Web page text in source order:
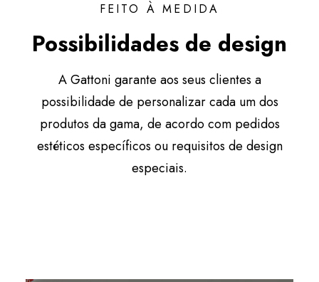
FEITO À MEDIDA
Possibilidades de design
A Gattoni garante aos seus clientes a
possibilidade de personalizar cada um dos
produtos da gama, de acordo com pedidos
estéticos específicos ou requisitos de design
especiais.